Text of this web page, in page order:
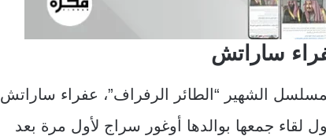
ساراتش
الشهير “الطائر الرفراف”، عفراء ساراتش
لقاء جمعها بوالدها أوغور سراج لأول مرة بعد